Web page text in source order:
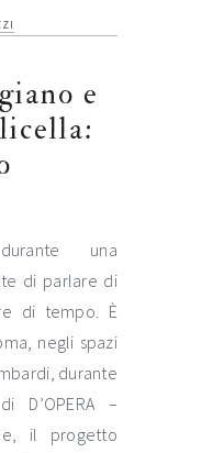
e
una
di parlare di
di tempo. È
negli spazi
durante
D’OPERA –
il progetto